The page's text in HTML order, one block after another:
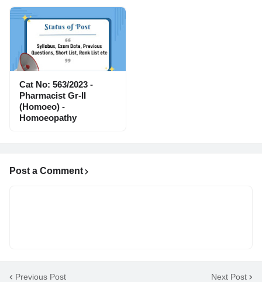
Cat No: 563/2023 -
Pharmacist Gr-II
(Homoeo) -
Homoeopathy
Post a Comment
Previous Post Next Post